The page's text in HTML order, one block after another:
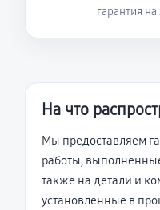
гарантия
На что
Мы предоставляем
работы,
также на детали и
установленные в